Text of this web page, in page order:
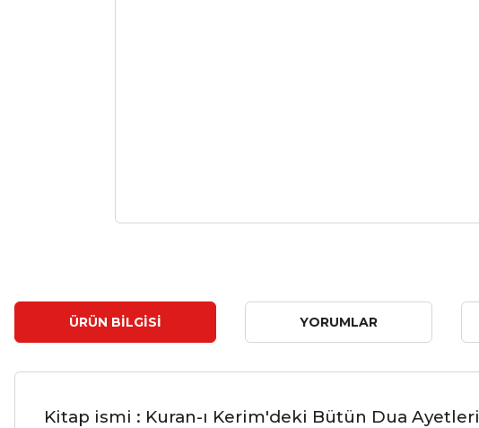
ÜRÜN BILGISI YORUMLAR
Kitap ismi : Kuran-ı Kerim'deki Bütün Dua Ayetleri